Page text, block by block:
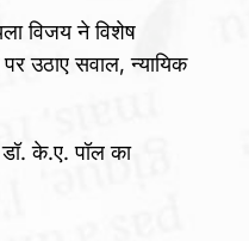
विजय ने विशेष
उठाए सवाल, न्यायिक
के.ए. पॉल का